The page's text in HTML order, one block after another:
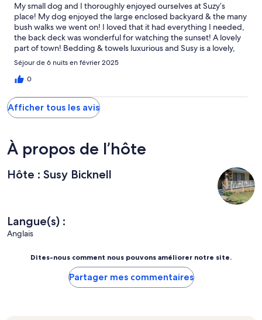
My small dog and I thoroughly enjoyed ourselves at Suzy’s
place! My dog enjoyed the large enclosed backyard & the many
bush walks we went on! I loved that it had everything I needed,
the back deck was wonderful for watching the sunset! A lovely
part of town! Bedding & towels luxurious and Susy is a lovely,
friendly person who cares about your stay. Thankyou!
Séjour de 6 nuits en février 2025
0
Afficher tous les avis
À propos de l’hôte
Hôte : Susy Bicknell
Langue(s) :
Anglais
Dites-nous comment nous pouvons améliorer notre site.
Partager mes commentaires